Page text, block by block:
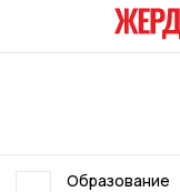
Образование